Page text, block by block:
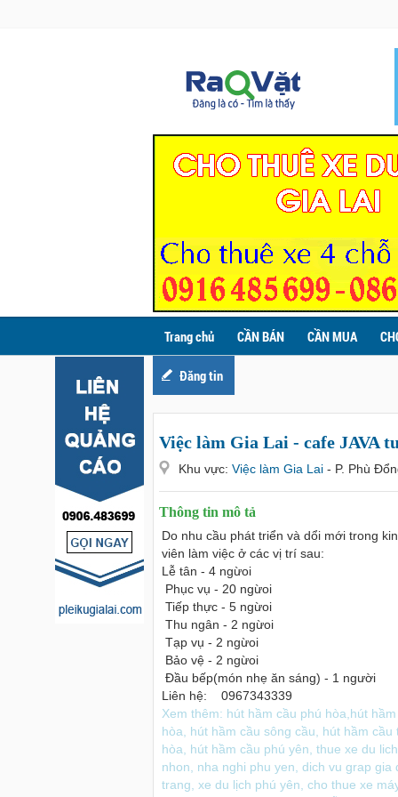
Trang chủ CẦN BÁN CẦN MUA
Đăng tin
Việc làm Gia Lai - cafe JAVA
Khu vực: Việc làm Gia Lai - P. Phù
Thông tin mô tả
Do nhu cầu phát triển và dổi mới trong
viên làm việc ở các vị trí sau:
Lễ tân - 4 ngừoi
Phục vụ - 20 ngừoi
Tiếp thực - 5 ngừoi
Thu ngân - 2 ngừoi
Tạp vụ - 2 ngừoi
Bảo vệ - 2 ngừoi
Đầu bếp(món nhẹ ăn sáng) - 1 người
Liên hệ: 0967343339
Xem thêm: hút hầm cầu phú hòa hút
hòa
hút hầm cầu sông cầu hút hầm cầu
hòa
hút hầm cầu phú yên thue xe du
nhon
nha nghi phu yen dich vu grap gia
trang xe du lịch phú yên cho thue xe